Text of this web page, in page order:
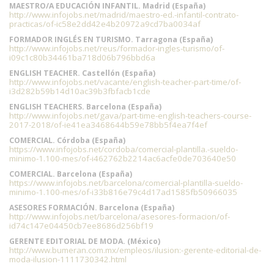
MAESTRO/A EDUCACIÓN INFANTIL. Madrid (España)
http://www.infojobs.net/madrid/maestro-ed.-infantil-contrato-
practicas/of-ic58e2dd42e4b20972a9cd7ba0034af
FORMADOR INGLÉS EN TURISMO. Tarragona (España)
http://www.infojobs.net/reus/formador-ingles-turismo/of-
i09c1c80b34461ba718d06b796bbd6a
ENGLISH TEACHER. Castellón (España)
http://www.infojobs.net/vacante/english-teacher-part-time/of-
i3d282b59b14d10ac39b3fbfacb1cde
ENGLISH TEACHERS. Barcelona (España)
http://www.infojobs.net/gava/part-time-english-teachers-course-
2017-2018/of-ie41ea3468644b59e78bb5f4ea7f4ef
COMERCIAL. Córdoba (España)
https://www.infojobs.net/cordoba/comercial-plantilla.-sueldo-
minimo-1.100-mes/of-i462762b2214ac6acfe0de703640e50
COMERCIAL. Barcelona (España)
https://www.infojobs.net/barcelona/comercial-plantilla-sueldo-
minimo-1.100-mes/of-i33b816e79c4d17ad1585fb50966035
ASESORES FORMACIÓN. Barcelona (España)
http://www.infojobs.net/barcelona/asesores-formacion/of-
id74c147e04450cb7ee8686d256bf19
GERENTE EDITORIAL DE MODA. (México)
http://www.bumeran.com.mx/empleos/ilusion:-gerente-editorial-de-
moda-ilusion-1111730342.html